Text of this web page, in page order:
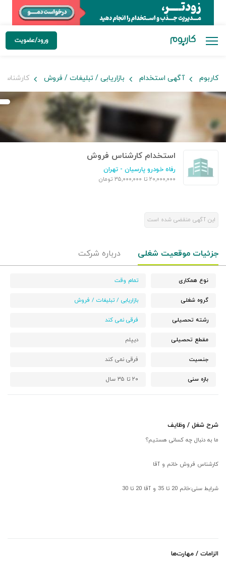
ورود/عضویت
کاربوم آگهی استخدام بازاریابی / تبلیغات / فروش
استخدام کارشناس فروش
رفاه خودرو پارسیان - تهران
۲۰,۰۰۰,۰۰۰ تا ۳۵,۰۰۰,۰۰۰ تومان
این آگهی منقضی شده است
جزئیات موقعیت شغلی درباره شرکت
نوع همکاری تمام وقت
گروه شغلی بازاریابی / تبلیغات / فروش
رشته تحصیلی فرقی نمی کند
مقطع تحصیلی دیپلم
جنسیت فرقی نمی کند
بازه سنی ۲۰ تا ۳۵ سال
شرح شغل / وظایف
ما به دنبال چه کسانی هستیم؟
کارشناس فروش خانم و آقا
شرایط سنی:خانم 20 تا 35 و آقا 20 تا 30
الزامات / مهارت‌ها